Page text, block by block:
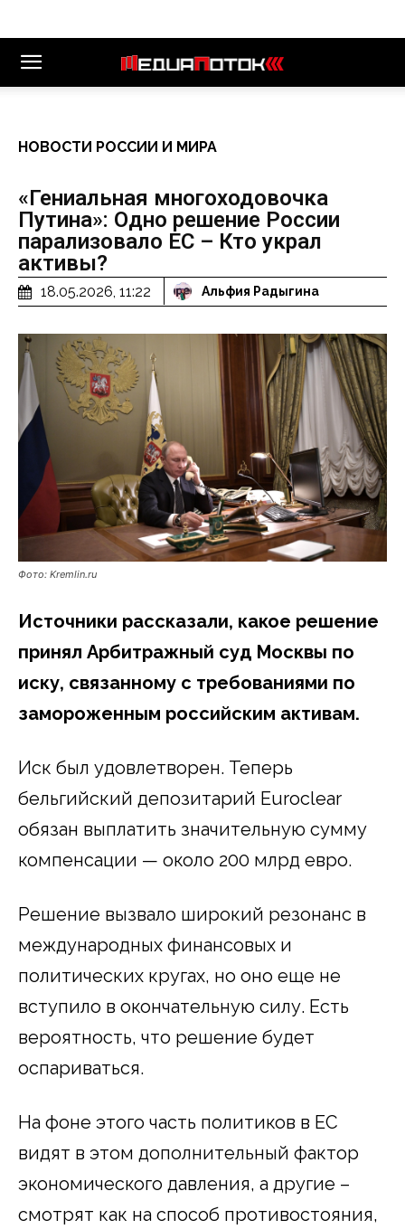
НОВОСТИ РОССИИ И МИРА
«Гениальная многоходовочка
Путина»: Одно решение России
парализовало ЕС – Кто украл
активы?
18.05.2026, 11:22 Альфия Радыгина
Фото: Kremlin.ru
Источники рассказали, какое решение
принял Арбитражный суд Москвы по
иску, связанному с требованиями по
замороженным российским активам.
Иск был удовлетворен. Теперь
бельгийский депозитарий Euroclear
обязан выплатить значительную сумму
компенсации — около 200 млрд евро.
Решение вызвало широкий резонанс в
международных финансовых и
политических кругах, но оно еще не
вступило в окончательную силу. Есть
вероятность, что решение будет
оспариваться.
На фоне этого часть политиков в ЕС
видят в этом дополнительный фактор
экономического давления, а другие –
смотрят как на способ противостояния,